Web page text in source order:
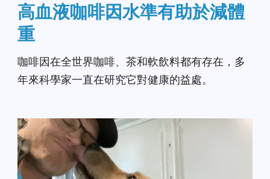
高血液咖啡因水準有助於減體
重
咖啡因在全世界咖啡、茶和軟飲料都有存在，多
年來科學家一直在研究它對健康的益處。